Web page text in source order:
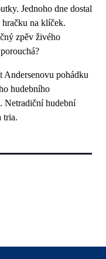
Jednoho dne dostal
na klíček.
zpěv živého
Andersenovu pohádku
hudebního
Netradiční hudební
tria.